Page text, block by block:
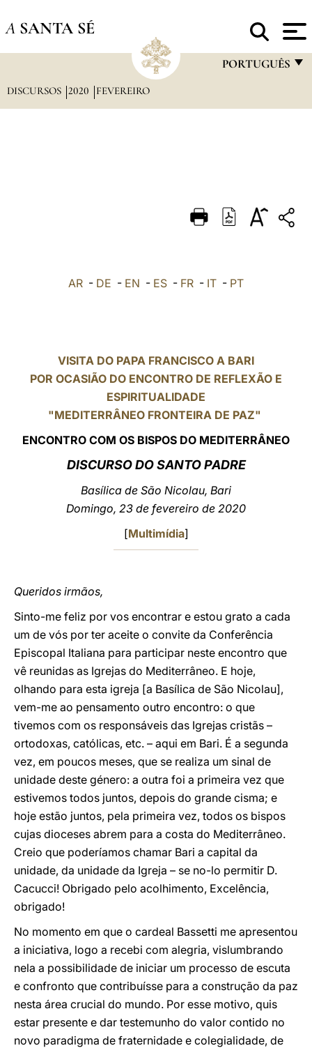
A SANTA SÉ
PORTUGUÊS
DEUTSCH
العربيّة
DISCURSOS 2020 FEVEREIRO
AR - DE - EN - ES - FR - IT - PT
VISITA DO PAPA FRANCISCO A BARI
POR OCASIÃO DO ENCONTRO DE REFLEXÃO E
ESPIRITUALIDADE
"MEDITERRÂNEO FRONTEIRA DE PAZ"
ENCONTRO COM OS BISPOS DO MEDITERRÂNEO
DISCURSO DO SANTO PADRE
Basílica de São Nicolau, Bari
Domingo, 23 de fevereiro de 2020
[Multimídia]
Queridos irmãos,
Sinto-me feliz por vos encontrar e estou grato a cada
um de vós por ter aceite o convite da Conferência
Episcopal Italiana para participar neste encontro que
vê reunidas as Igrejas do Mediterrâneo. E hoje,
olhando para esta igreja [a Basílica de São Nicolau],
vem-me ao pensamento outro encontro: o que
tivemos com os responsáveis das Igrejas cristãs –
ortodoxas, católicas, etc. – aqui em Bari. É a segunda
vez, em poucos meses, que se realiza um sinal de
unidade deste género: a outra foi a primeira vez que
estivemos todos juntos, depois do grande cisma; e
hoje estão juntos, pela primeira vez, todos os bispos
cujas dioceses abrem para a costa do Mediterrâneo.
Creio que poderíamos chamar Bari a capital da
unidade, da unidade da Igreja – se no-lo permitir D.
Cacucci! Obrigado pelo acolhimento, Excelência,
obrigado!
No momento em que o cardeal Bassetti me apresentou
a iniciativa, logo a recebi com alegria, vislumbrando
nela a possibilidade de iniciar um processo de escuta
e confronto que contribuísse para a construção da paz
nesta área crucial do mundo. Por esse motivo, quis
estar presente e dar testemunho do valor contido no
novo paradigma de fraternidade e colegialidade, de